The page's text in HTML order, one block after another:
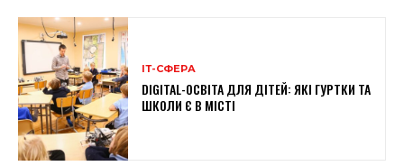
ІТ-СФЕРА
DIGITAL-ОСВІТА ДЛЯ ДІТЕЙ: ЯКІ ГУРТКИ ТА
ШКОЛИ Є В МІСТІ